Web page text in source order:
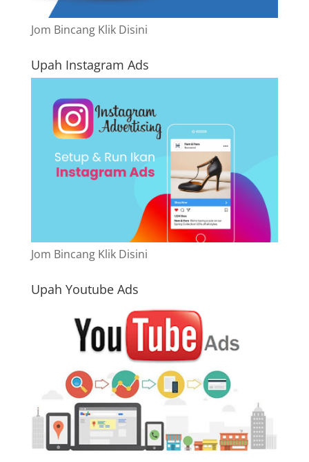
Jom Bincang Klik Disini
Upah Instagram Ads
Jom Bincang Klik Disini
Upah Youtube Ads